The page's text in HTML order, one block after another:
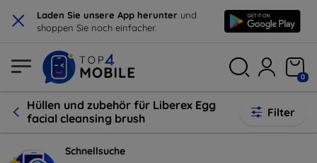
× Laden Sie unsere App herunter und
shoppen Sie noch einfacher.
0
Hüllen und zubehör für Liberex Egg
facial cleansing brush
Filter
Schnellsuche